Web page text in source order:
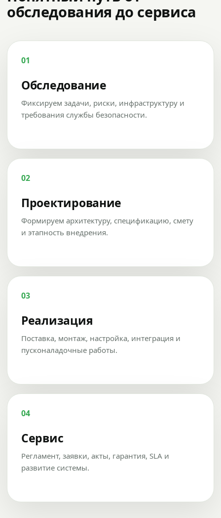
обследования до сервиса
01
Обследование
Фиксируем задачи, риски, инфраструктуру и
требования службы безопасности.
02
Проектирование
Формируем архитектуру, спецификацию, смету
и этапность внедрения.
03
Реализация
Поставка, монтаж, настройка, интеграция и
пусконаладочные работы.
04
Сервис
Регламент, заявки, акты, гарантия, SLA и
развитие системы.